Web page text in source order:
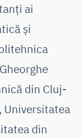
ai
și
din Cluj-
Universitatea
din